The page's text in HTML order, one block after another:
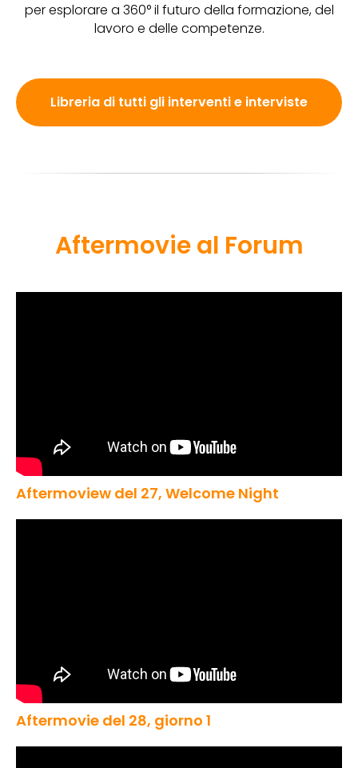
per esplorare a 360° il futuro della formazione, del
lavoro e delle competenze.
Libreria di tutti gli interventi e interviste
Aftermovie al Forum
Aftermoview del 27, Welcome Night
Aftermovie del 28, giorno 1